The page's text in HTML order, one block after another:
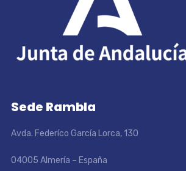
Sede Rambla
Avda. Federíco García Lorca, 130
04005 Almería – España